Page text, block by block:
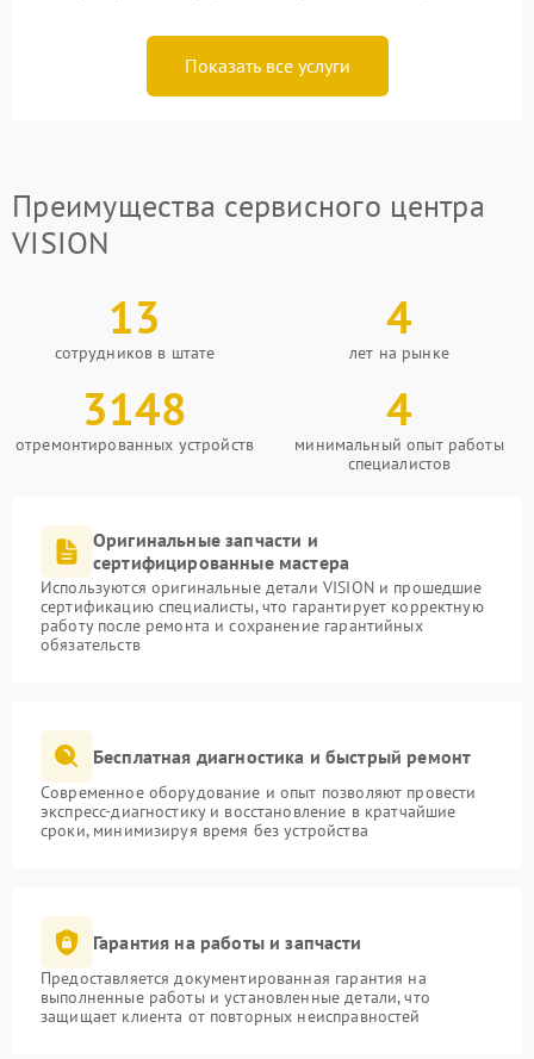
Показать все услуги
Преимущества сервисного центра
VISION
13
сотрудников в штате
4
лет на рынке
3148
отремонтированных устройств
4
минимальный опыт работы
специалистов
Оригинальные запчасти и
сертифицированные мастера
Используются оригинальные детали VISION и прошедшие
сертификацию специалисты, что гарантирует корректную
работу после ремонта и сохранение гарантийных
обязательств
Бесплатная диагностика и быстрый ремонт
Современное оборудование и опыт позволяют провести
экспресс-диагностику и восстановление в кратчайшие
сроки, минимизируя время без устройства
Гарантия на работы и запчасти
Предоставляется документированная гарантия на
выполненные работы и установленные детали, что
защищает клиента от повторных неисправностей